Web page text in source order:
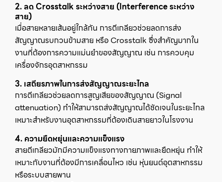
2. ลด Crosstalk ระหว่างสาย (Interference ระหว่าง
สาย)
เมื่อสายหลายเส้นอยู่ใกล้กัน การตีเกลียวช่วยลดการส่ง
สัญญาณรบกวนข้ามสาย หรือ Crosstalk ซึ่งสำคัญมากใน
งานที่ต้องการความแม่นยำของสัญญาณ เช่น การควบคุม
เครื่องจักรอุตสาหกรรม
3. เสถียรภาพในการส่งสัญญาณระยะไกล
การตีเกลียวช่วยลดการสูญเสียของสัญญาณ (Signal
attenuation) ทำให้สามารถส่งสัญญาณได้ชัดเจนในระยะไกล
เหมาะสำหรับงานอุตสาหกรรมที่ต้องเดินสายยาวในโรงงาน
4. ความยืดหยุ่นและความแข็งแรง
สายตีเกลียวมักมีความแข็งแรงทางกายภาพและยืดหยุ่น ทำให้
เหมาะกับงานที่ต้องมีการเคลื่อนไหว เช่น หุ่นยนต์อุตสาหกรรม
หรือระบบสายพาน